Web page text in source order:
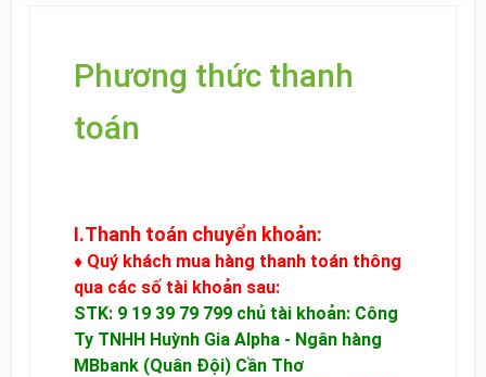
Phương thức thanh
toán
I.Thanh toán chuyển khoản:
♦ Quý khách mua hàng thanh toán thông
qua các số tài khoản sau:
STK: 9 19 39 79 799 chủ tài khoản: Công
Ty TNHH Huỳnh Gia Alpha - Ngân hàng
MBbank (Quân Đội) Cần Thơ